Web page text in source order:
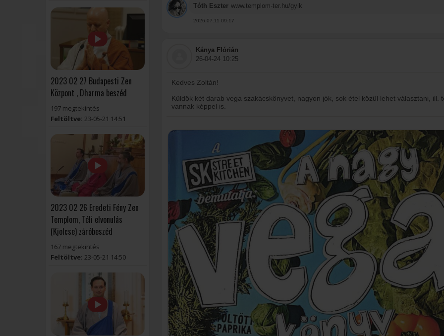
2023 02 27 Budapesti Zen
Központ , Dharma beszéd
197 megtekintés
Feltöltve: 23-05-21 14:51
2023 02 26 Eredeti Fény Zen
Templom, Téli elvonulás
(Kjolcse) záróbeszéd
167 megtekintés
Feltöltve: 23-05-21 14:50
Tóth Eszter www.templom-ter.hu/gyik
2026.07.11 09:17
Kánya Flórián
26-04-24 10:25
Kedves Zoltán!
Küldök két darab vega szakácskönyvet, nagyon jók, sok étel közül lehet választani, ill.
vannak képpel is.